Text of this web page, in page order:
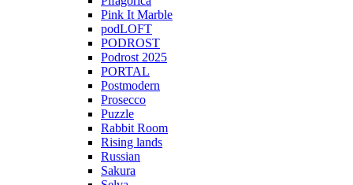
Pink It Marble
podLOFT
PODROST
Podrost 2025
PORTAL
Postmodern
Prosecco
Puzzle
Rabbit Room
Rising lands
Russian
Sakura